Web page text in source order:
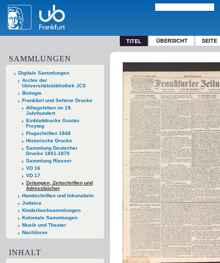
TITEL ÜBERSICHT SEITE
SAMMLUNGEN
Digitale Sammlungen
Archiv der
Universitätsbibliothek JCS
Biologie
Frankfurt und Seltene Drucke
Alltagsleben im 19.
Jahrhundert
Einblattdrucke Gustav
Freytag
Flugschriften 1848
Historische Drucke
Sammlung Deutscher
Drucke 1801-1870
Sammlung Riesser
VD 16
VD 17
Zeitungen, Zeitschriften und
Adressbücher
Handschriften und Inkunabeln
Judaica
Kinderbuchsammlungen
Koloniale Sammlungen
Musik und Theater
Nachlässe
INHALT